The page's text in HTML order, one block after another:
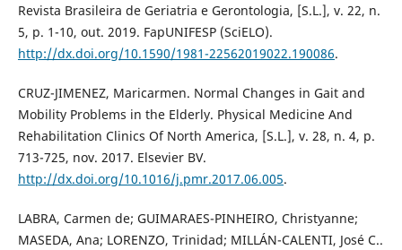
Revista Brasileira de Geriatria e Gerontologia, [S.L.], v. 22, n.
5, p. 1-10, out. 2019. FapUNIFESP (SciELO).
http://dx.doi.org/10.1590/1981-22562019022.190086.
CRUZ-JIMENEZ, Maricarmen. Normal Changes in Gait and
Mobility Problems in the Elderly. Physical Medicine And
Rehabilitation Clinics Of North America, [S.L.], v. 28, n. 4, p.
713-725, nov. 2017. Elsevier BV.
http://dx.doi.org/10.1016/j.pmr.2017.06.005.
LABRA, Carmen de; GUIMARAES-PINHEIRO, Christyanne;
MASEDA, Ana; LORENZO, Trinidad; MILLÁN-CALENTI, José C..